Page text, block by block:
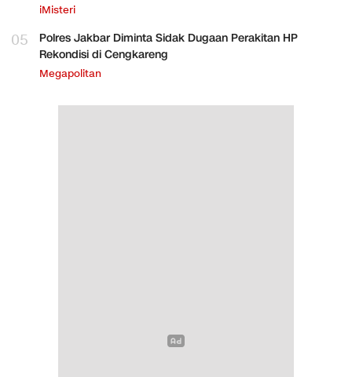
iMisteri
05
Polres Jakbar Diminta Sidak Dugaan Perakitan HP
Rekondisi di Cengkareng
Megapolitan